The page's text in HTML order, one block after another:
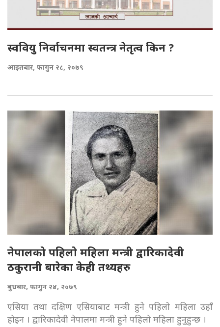
स्ववियु निर्वाचनमा स्वतन्त्र नेतृत्व किन ?
आइतबार, फागुन २८, २०७९
नेपालको पहिलो महिला मन्त्री द्वारिकादेवी
ठकुरानी बारेका केही तथ्यहरु
बुधबार, फागुन २४, २०७९
एसिया तथा दक्षिण एसियाबाट मन्त्री हुने पहिलो महिला उहाँ
होइन । द्वारिकादेवी नेपालमा मन्त्री हुने पहिलो महिला हुनुहुन्छ ।